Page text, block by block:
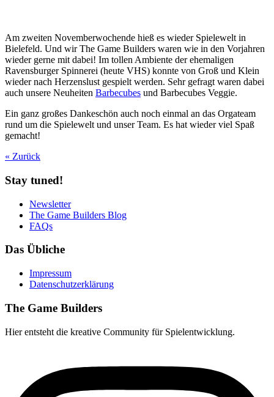
Am zweiten Novemberwochende hieß es wieder Spielewelt in
Bielefeld. Und wir The Game Builders waren wie in den Vorjahren
wieder gerne mit dabei! Im tollen Ambiente der ehemaligen
Ravensburger Spinnerei (heute VHS) konnte von Groß und Klein
wieder nach Herzenslust gespielt werden. Sehr gefragt waren dabei
auch unsere Neuheiten Barbecubes und Barbecubes Veggie.
Ein ganz großes Dankeschön auch noch einmal an das Orgateam
rund um die Spielewelt und unser Team. Es hat wieder viel Spaß
gemacht!
« Zurück
Stay tuned!
Newsletter
The Game Builders Blog
FAQs
Das Übliche
Impressum
Datenschutzerklärung
The Game Builders
Hier entsteht die kreative Community für Spielentwicklung.